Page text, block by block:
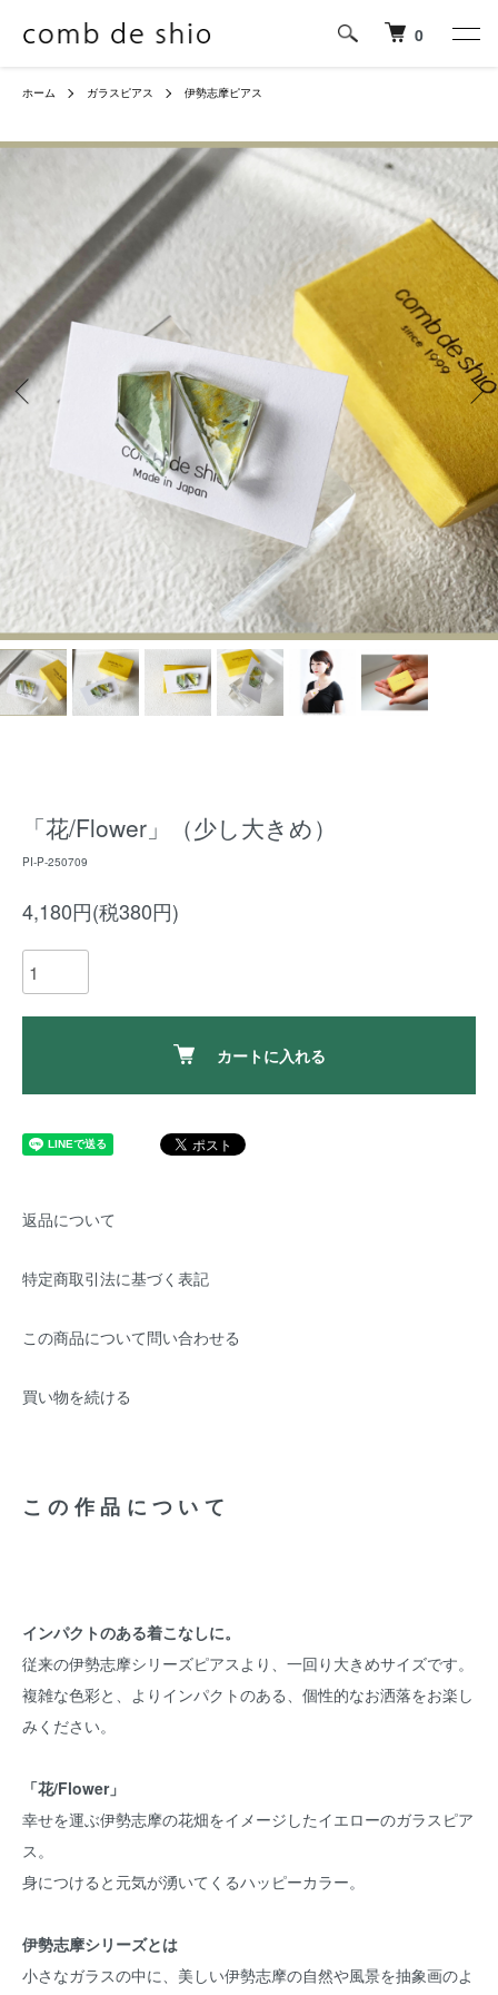
0
ホーム ガラスピアス 伊勢志摩ピアス
「花/Flower」（少し大きめ）
PI-P-250709
4,180円(税380円)
カートに入れる
返品について
特定商取引法に基づく表記
この商品について問い合わせる
買い物を続ける
この作品について
インパクトのある着こなしに。
従来の伊勢志摩シリーズピアスより、一回り大きめサイズです。
複雑な色彩と、よりインパクトのある、個性的なお洒落をお楽し
みください。
「花/Flower」
幸せを運ぶ伊勢志摩の花畑をイメージしたイエローのガラスピア
ス。
身につけると元気が湧いてくるハッピーカラー。
伊勢志摩シリーズとは
小さなガラスの中に、美しい伊勢志摩の自然や風景を抽象画のよ